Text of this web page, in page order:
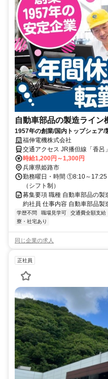
自動車部品の製造ライン
1957年の創業/国内トップシェア/
安定企業／土日祝休み・転勤なし
福伸電機株式会社
交通アクセス JR播但線「香
通勤可能
時給1,200円～1,300円
兵庫県姫路市
勤務曜日・時間 ①8:10～
（シフト制）
募集要項 職種 自動車部品の製
約社員 仕事内容 自動車部品製
学歴不問 職場見学可 交通費全額支給
寮・社宅あり
同じ企業の求人
正社員